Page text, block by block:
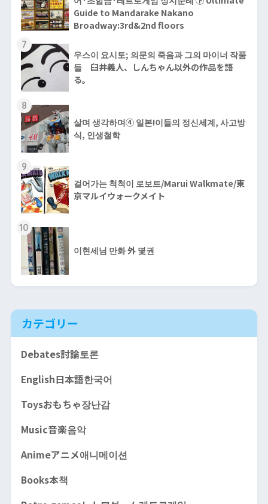
Guide to Mandarake Nakano
Broadway:3rd&2nd floors
7
우스이 요시토; 의문의 죽음과 그의 마이너 작품
들 臼井義人、しんちゃん以外の作品を語
る。
8
살며 생각하며④ 일본!이들의 정신세계, 사고방
식, 인생철학
9
걸어가는 척척이 로보트/Marui Walkmate/東
京マルイウォークメイト
10
이현세님 만화 外 몇권
カテゴリー
Debates討論토론
English日本語한국어
Toysおもちゃ장난감
Music音楽음악
Animeアニメ애니메이션
Books本책